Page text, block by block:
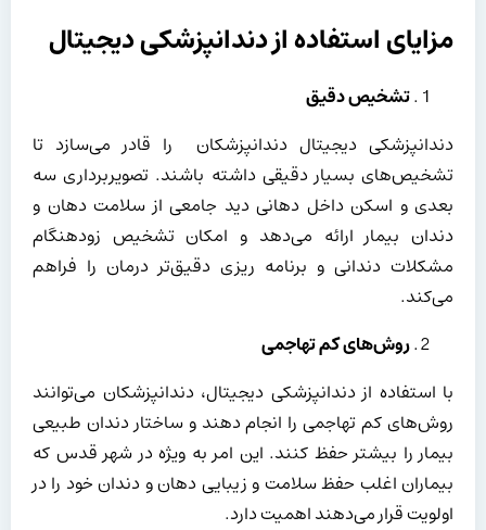
مزایای استفاده از دندانپزشکی دیجیتال
تشخیص دقیق
دندانپزشکی دیجیتال دندانپزشکان را قادر می‌سازد تا
تشخیص‌های بسیار دقیقی داشته باشند. تصویربرداری سه
بعدی و اسکن داخل دهانی دید جامعی از سلامت دهان و
دندان بیمار ارائه می‌دهد و امکان تشخیص زودهنگام
مشکلات دندانی و برنامه ریزی دقیق‌تر درمان را فراهم
می‌کند.
روش‌های کم تهاجمی
با استفاده از دندانپزشکی دیجیتال، دندانپزشکان می‌توانند
روش‌های کم تهاجمی را انجام دهند و ساختار دندان طبیعی
بیمار را بیشتر حفظ کنند. این امر به ویژه در شهر قدس که
بیماران اغلب حفظ سلامت و زیبایی دهان و دندان خود را در
اولویت قرار می‌دهند اهمیت دارد.